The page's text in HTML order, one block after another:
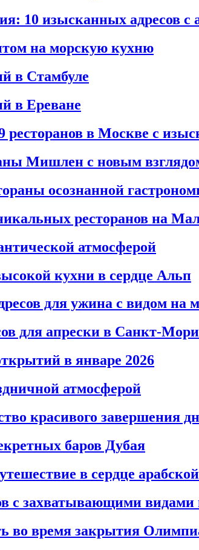
10 изысканных адресов
на морскую кухню
в Стамбуле
в Ереване
ресторанов в Москве с
Мишлен с новым
осознанной
ресторанов на
атмосферой
кухни в сердце Альп
для ужина с видом на
для апрески в
в январе 2026
атмосферой
красивого завершения
баров Дубая
в сердце
с захватывающими видами
во время закрытия